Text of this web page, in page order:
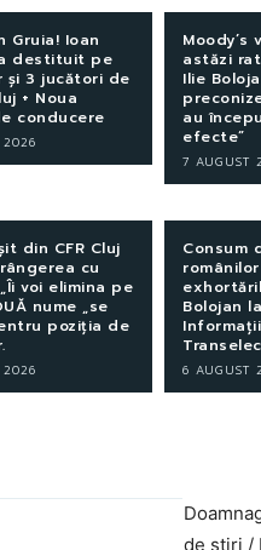
Gruia! Ioan
destituit pe
și 3 jucători de
+ Noua
conducere
2026
Moody’s
astăzi
Ilie
au
efecte”
7 AUGUST
din CFR Cluj
cu
voi elimina pe
nume „se
poziția de
2026
Consum
Bolojan
6 AUGUST
de știri /